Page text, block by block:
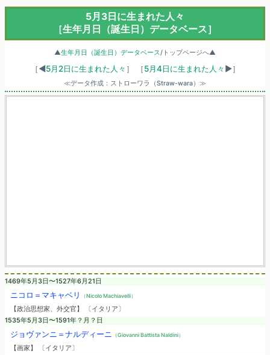
5月3日に生まれた人々
［生年月日（誕生日）データベース］
▲生年月日（誕生日）データベース/トップページへ▲
［◀5月2日に生まれた人々 ］ ［5月4日に生まれた人々 ▶］
≪データ作成：ストローワラ（Straw-wara）≫
1469年5月3日〜1527年6月21日
ニコロ＝マキャベリ （Nicolo Machiavelli）
【政治思想家、外交官】 〔イタリア〕
1535年5月3日〜1591年？月？日
ジョヴァンニ＝ナルディーニ （Giovanni Battista Naldini）
【画家】 〔イタリア〕